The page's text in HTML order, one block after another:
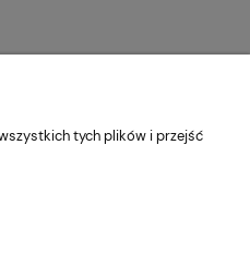
tych plików i przejść